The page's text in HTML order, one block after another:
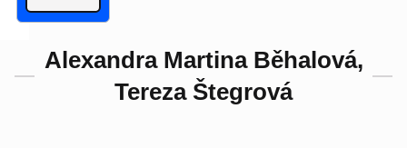
Alexandra Martina Běhalová,
Tereza Štegrová